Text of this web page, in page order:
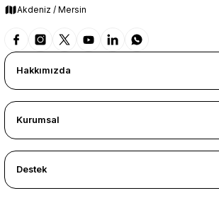
Akdeniz / Mersin
Hakkımızda
Kurumsal
Destek